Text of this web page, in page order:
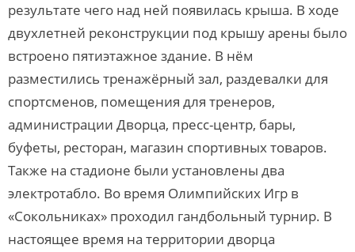
результате чего над ней появилась крыша. В ходе
двухлетней реконструкции под крышу арены было
встроено пятиэтажное здание. В нём
разместились тренажёрный зал, раздевалки для
спортсменов, помещения для тренеров,
администрации Дворца, пресс-центр, бары,
буфеты, ресторан, магазин спортивных товаров.
Также на стадионе были установлены два
электротабло. Во время Олимпийских Игр в
«Сокольниках» проходил гандбольный турнир. В
настоящее время на территории дворца